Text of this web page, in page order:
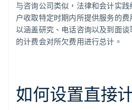
与咨询公司类似，法律和会计实
户收取特定时期内所提供服务的
以涵盖研究、电话咨询以及到面谈
的计费会对所欠费用进行总计。
如何设置直接